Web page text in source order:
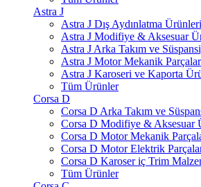
Astra J
Astra J Dış Aydınlatma Ürünleri
Astra J Modifiye & Aksesuar
Astra J Arka Takım ve
Astra J Motor Mekanik
Astra J Karoseri ve Kaporta
Tüm Ürünler
Corsa D
Corsa D Arka Takım ve
Corsa D Modifiye & Aksesuar
Corsa D Motor Mekanik
Corsa D Motor Elektrik
Corsa D Karoser iç Trim
Tüm Ürünler